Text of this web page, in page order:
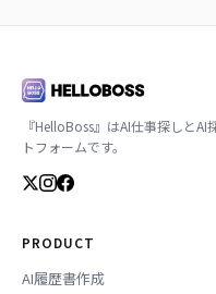
『HelloBoss』はAI仕事探しと
トフォームです。
PRODUCT
AI履歴書作成